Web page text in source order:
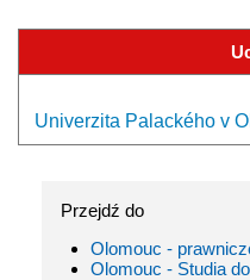
Univerzita Palackého v
Przejdź do
Olomouc -
Olomouc - Studia